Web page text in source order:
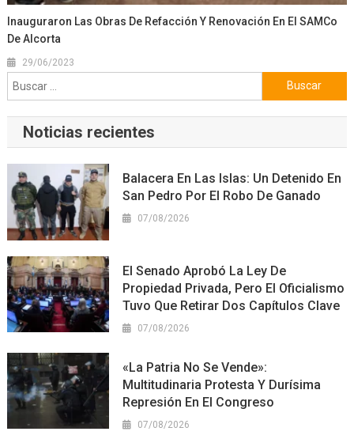
Inauguraron Las Obras De Refacción Y Renovación En El SAMCo
De Alcorta
29/06/2023
Buscar:
Noticias recientes
Balacera En Las Islas: Un Detenido En
San Pedro Por El Robo De Ganado
07/08/2026
El Senado Aprobó La Ley De
Propiedad Privada, Pero El Oficialismo
Tuvo Que Retirar Dos Capítulos Clave
07/08/2026
«La Patria No Se Vende»:
Multitudinaria Protesta Y Durísima
Represión En El Congreso
07/08/2026